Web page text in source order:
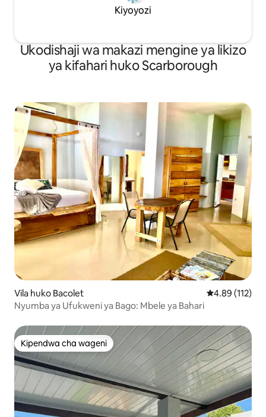
Kiyoyozi
Ukodishaji wa makazi mengine ya likizo
ya kifahari huko Scarborough
Vila huko Bacolet Ukadiriaji wa
4.89 (112)
Nyumba ya Ufukweni ya Bago: Mbele ya Bahari
Kipendwa cha wageni
Kipendwa cha wageni